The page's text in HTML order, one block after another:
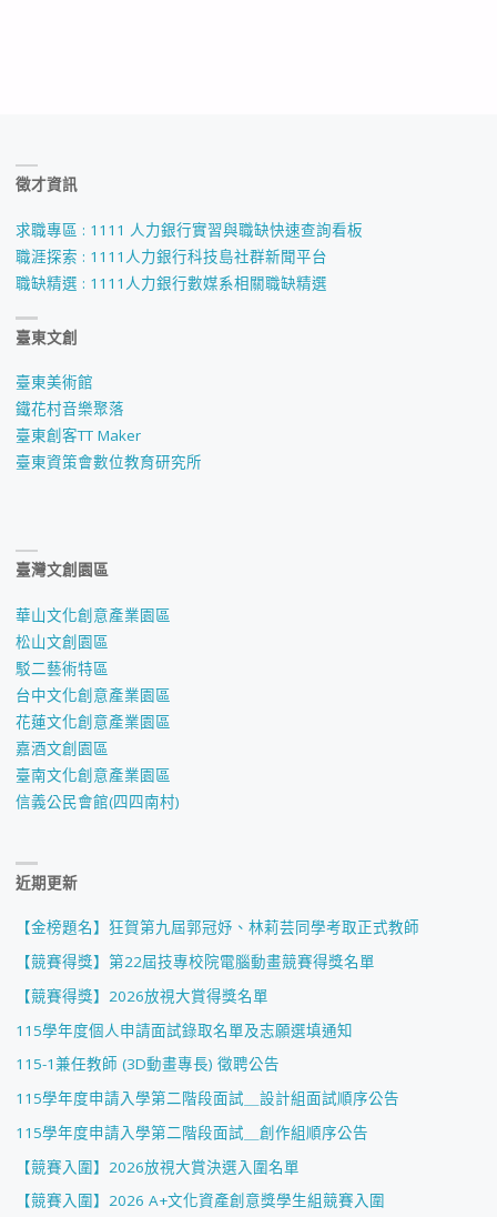
徵才資訊
求職專區 : 1111 人力銀行實習與職缺快速查詢看板
職涯探索 : 1111人力銀行科技島社群新聞平台
職缺精選 : 1111人力銀行數媒系相關職缺精選
臺東文創
臺東美術館
鐵花村音樂聚落
臺東創客TT Maker
臺東資策會數位教育研究所
臺灣文創園區
華山文化創意產業園區
松山文創園區
駁二藝術特區
台中文化創意產業園區
花蓮文化創意產業園區
嘉酒文創園區
臺南文化創意產業園區
信義公民會館(四四南村)
近期更新
【金榜題名】狂賀第九屆郭冠妤、林莉芸同學考取正式教師
【競賽得獎】第22屆技專校院電腦動畫競賽得獎名單
【競賽得獎】2026放視大賞得獎名單
115學年度個人申請面試錄取名單及志願選填通知
115-1兼任教師 (3D動畫專長) 徵聘公告
115學年度申請入學第二階段面試＿設計組面試順序公告
115學年度申請入學第二階段面試＿創作組順序公告
【競賽入圍】2026放視大賞決選入圍名單
【競賽入圍】2026 A+文化資產創意獎學生組競賽入圍